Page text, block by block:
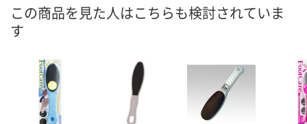
この商品を見た人はこちらも検討されていま
す